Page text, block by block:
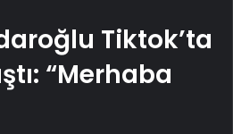
Tiktok’ta
“Merhaba